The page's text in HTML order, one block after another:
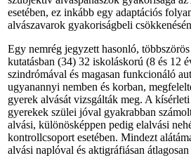
esetében, ez inkább egy adaptációs
alvászavarok gyakoriságbeli
Egy nemrég jegyzett hasonló,
kutatásban (34) 32 iskoláskorú (8 és 12
szindrómával és magasan funkcionáló
ugyanannyi nemben és korban,
gyerek alvását vizsgálták meg. A
gyerekek szülei jóval gyakrabban
alvási, különösképpen pedig elalvási
kontrollcsoport esetében. Mindezt
alvási naplóval és aktigráfiásan